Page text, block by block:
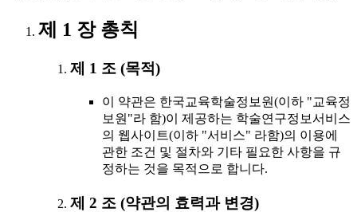
제 1 장 총칙
제 1 조 (목적)
이 약관은 한국교육학술정보원(이하 "교육정
보원"라 함)이 제공하는 학술연구정보서비스
의 웹사이트(이하 "서비스" 라함)의 이용에
관한 조건 및 절차와 기타 필요한 사항을 규
정하는 것을 목적으로 합니다.
제 2 조 (약관의 효력과 변경)